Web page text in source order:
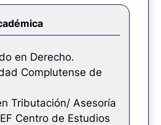
en Derecho.
Complutense de
Tributación/ Asesoría
Centro de Estudios